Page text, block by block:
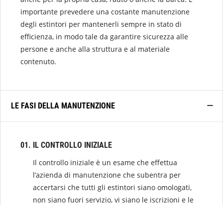
importante prevedere una costante manutenzione
degli estintori per mantenerli sempre in stato di
efficienza, in modo tale da garantire sicurezza alle
persone e anche alla struttura e al materiale
contenuto.
LE FASI DELLA MANUTENZIONE
IL CONTROLLO INIZIALE
Il controllo iniziale è un esame che effettua
l’azienda di manutenzione che subentra per
accertarsi che tutti gli estintori siano omologati,
non siano fuori servizio, vi siano le iscrizioni e le